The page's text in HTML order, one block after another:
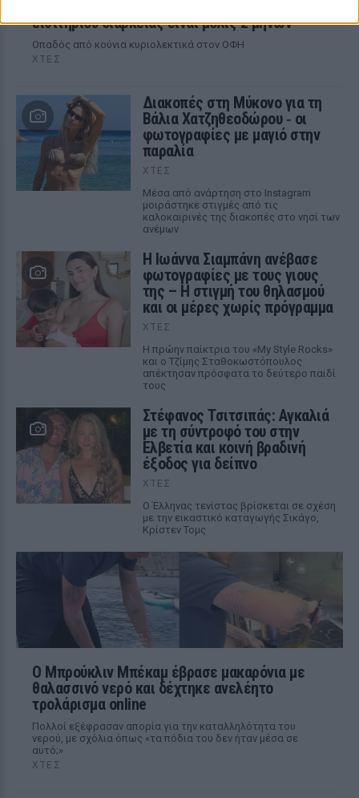
εισιτηρίου διαρκείας είναι μόλις 2 μηνών
Οπαδός από κούνια κυριολεκτικά στον ΟΦΗ
ΧΤΕΣ
Διακοπές στη Μύκονο για τη
Βάλια Χατζηθεοδώρου ‑ οι
φωτογραφίες με μαγιό στην
παραλία
ΧΤΕΣ
Μέσα από ανάρτηση στο Instagram
μοιράστηκε στιγμές από τις
καλοκαιρινές της διακοπές στο νησί των
ανέμων
H Ιωάννα Σιαμπάνη ανέβασε
φωτογραφίες με τους γιους
της – Η στιγμή του θηλασμού
και οι μέρες χωρίς πρόγραμμα
ΧΤΕΣ
Η πρώην παίκτρια του «My Style Rocks»
και ο Τζίμης Σταθοκωστόπουλος
απέκτησαν πρόσφατα το δεύτερο παιδί
τους
Στέφανος Τσιτσιπάς: Αγκαλιά
με τη σύντροφό του στην
Ελβετία και κοινή βραδινή
έξοδος για δείπνο
ΧΤΕΣ
Ο Έλληνας τενίστας βρίσκεται σε σχέση
με την εικαστικό καταγωγής Σικάγο,
Κρίστεν Τομς
Ο Μπρούκλιν Μπέκαμ έβρασε μακαρόνια με
θαλασσινό νερό και δέχτηκε ανελέητο
τρολάρισμα online
Πολλοί εξέφρασαν απορία για την καταλληλότητα του
νερού, με σχόλια όπως «τα πόδια του δεν ήταν μέσα σε
αυτό;»
ΧΤΕΣ